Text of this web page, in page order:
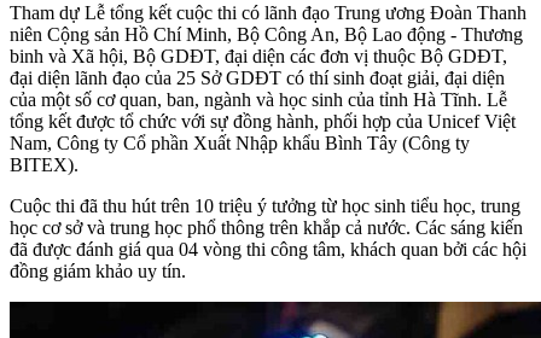
Tham dự Lễ tổng kết cuộc thi có lãnh đạo Trung ương Đoàn Thanh
niên Cộng sản Hồ Chí Minh, Bộ Công An, Bộ Lao động - Thương
binh và Xã hội, Bộ GDĐT, đại diện các đơn vị thuộc Bộ GDĐT,
đại diện lãnh đạo của 25 Sở GDĐT có thí sinh đoạt giải, đại diện
của một số cơ quan, ban, ngành và học sinh của tỉnh Hà Tĩnh. Lễ
tổng kết được tổ chức với sự đồng hành, phối hợp của Unicef Việt
Nam, Công ty Cổ phần Xuất Nhập khẩu Bình Tây (Công ty
BITEX).
Cuộc thi đã thu hút trên 10 triệu ý tưởng từ học sinh tiểu học, trung
học cơ sở và trung học phổ thông trên khắp cả nước. Các sáng kiến
đã được đánh giá qua 04 vòng thi công tâm, khách quan bởi các hội
đồng giám khảo uy tín.